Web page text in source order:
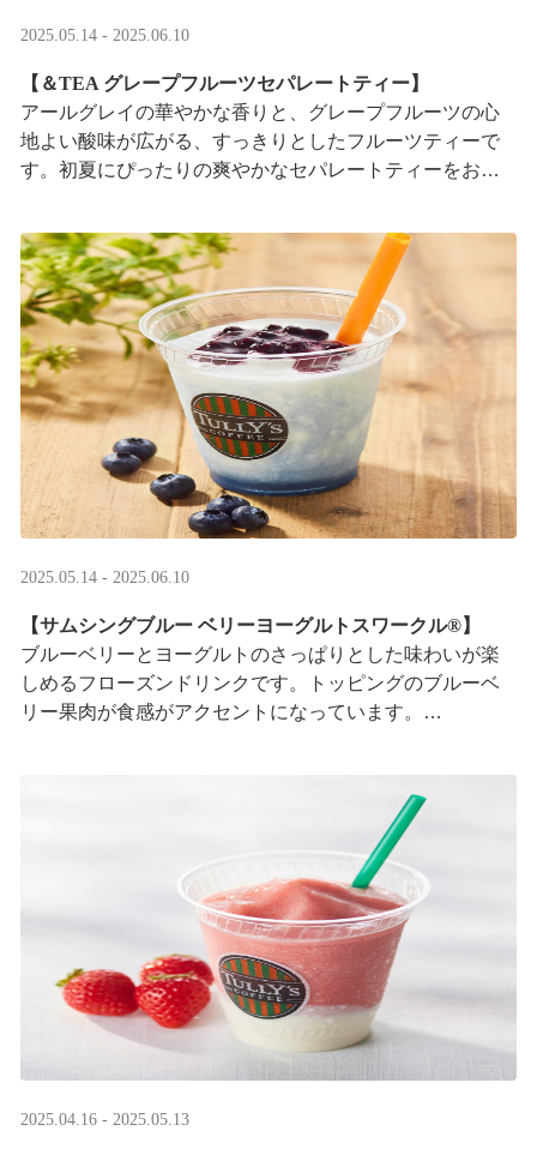
2025.05.14 - 2025.06.10
【＆TEA グレープフルーツセパレートティー】
アールグレイの華やかな香りと、グレープフルーツの心
地よい酸味が広がる、すっきりとしたフルーツティーで
す。初夏にぴったりの爽やかなセパレートティーをお楽
2025.05.14 - 2025.06.10
【サムシングブルー ベリーヨーグルトスワークル®】
ブルーベリーとヨーグルトのさっぱりとした味わいが楽
しめるフローズンドリンクです。トッピングのブルーベ
リー果肉が食感がアクセントになっています。
2025.04.16 - 2025.05.13